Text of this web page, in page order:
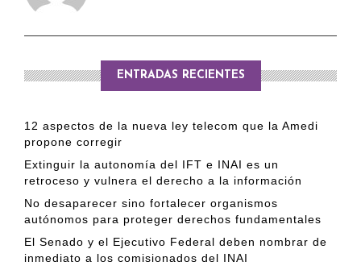
ENTRADAS RECIENTES
12 aspectos de la nueva ley telecom que la Amedi
propone corregir
Extinguir la autonomía del IFT e INAI es un
retroceso y vulnera el derecho a la información
No desaparecer sino fortalecer organismos
autónomos para proteger derechos fundamentales
El Senado y el Ejecutivo Federal deben nombrar de
inmediato a los comisionados del INAI